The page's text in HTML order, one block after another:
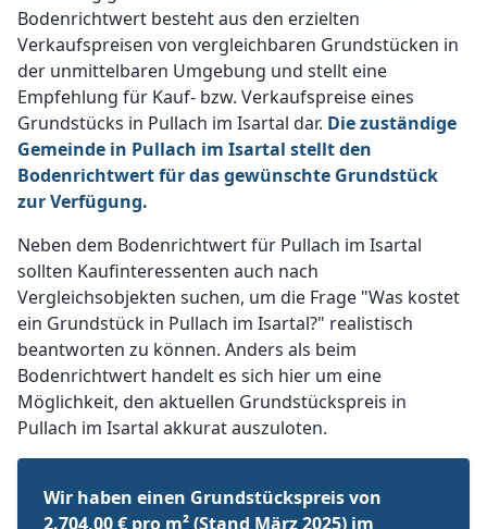
Bodenrichtwert besteht aus den erzielten
Verkaufspreisen von vergleichbaren Grundstücken in
der unmittelbaren Umgebung und stellt eine
Empfehlung für Kauf- bzw. Verkaufspreise eines
Grundstücks in Pullach im Isartal dar. Die zuständige
Gemeinde in Pullach im Isartal stellt den
Bodenrichtwert für das gewünschte Grundstück
zur Verfügung.
Neben dem Bodenrichtwert für Pullach im Isartal
sollten Kaufinteressenten auch nach
Vergleichsobjekten suchen, um die Frage "Was kostet
ein Grundstück in Pullach im Isartal?" realistisch
beantworten zu können. Anders als beim
Bodenrichtwert handelt es sich hier um eine
Möglichkeit, den aktuellen Grundstückspreis in
Pullach im Isartal akkurat auszuloten.
Wir haben einen Grundstückspreis von
2.704,00 € pro m² (Stand März 2025) im